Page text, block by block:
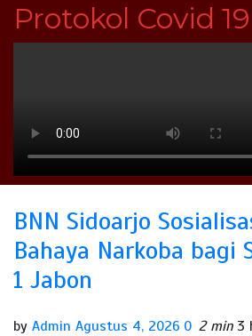
Protokol Covid 19
BNN Sidoarjo
Bahaya Narkoba bagi
1 Jabon
by Admin Agustus 4, 2026 0 2 min 3